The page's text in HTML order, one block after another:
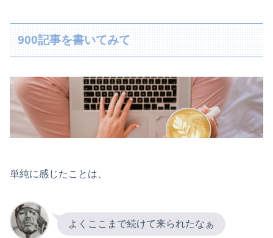
900記事を書いてみて
単純に感じたことは、
よくここまで続けて来られたなぁ